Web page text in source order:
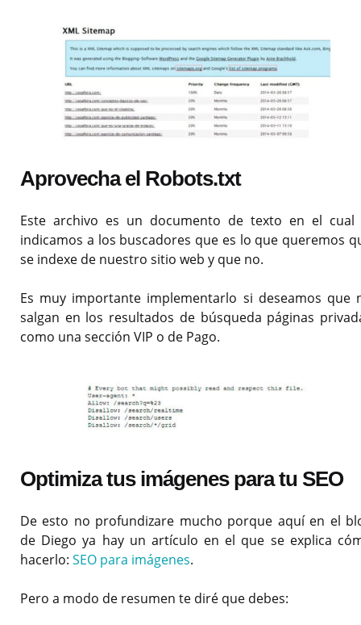
Aprovecha el Robots.txt
Este archivo es un documento de texto en el cual
indicamos a los buscadores que es lo que queremos
se indexe de nuestro sitio web y que no.
Es muy importante implementarlo si deseamos que
salgan en los resultados de búsqueda páginas
como una sección VIP o de Pago.
Optimiza tus imágenes para tu SEO
De esto no profundizare mucho porque aquí en el
de Diego ya hay un artículo en el que se explica
hacerlo: SEO para imágenes.
Pero a modo de resumen te diré que debes: